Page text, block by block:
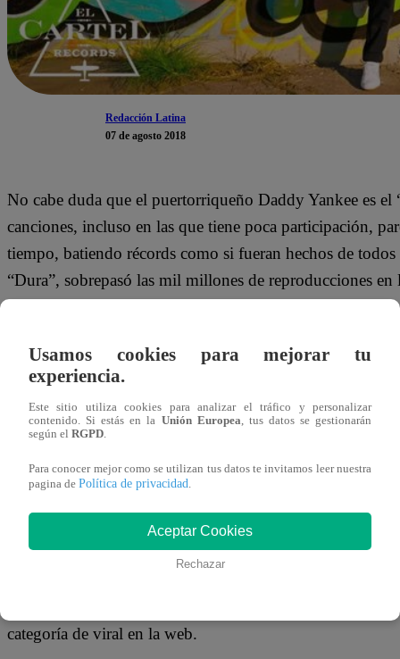
Redacción Latina
07 de agosto 2018
No cabe duda que el puertorriqueño Daddy Yankee es el
canciones, incluso en las que tiene poca participación,
tiempo, batiendo récords como si fueran hechos de
“Dura”, sobrepasó las mil millones de reproducciones
https://t.co/zkomuV2IOp pic.twitter.com/
— YouTube Music (@youtubemusic)August 7,
El tema se ha convertido en el video más visto en más
categoría de viral en la web.
Usamos cookies para mejorar tu
experiencia.
Este sitio utiliza cookies para analizar el tráfico y personalizar
contenido. Si estás en la Unión Europea , tus datos se gestionarán
según el RGPD
Para conocer mejor como se utilizan tus datos te invitamos leer nuestra
pagina de Política de privacidad
Aceptar Cookies
Rechazar